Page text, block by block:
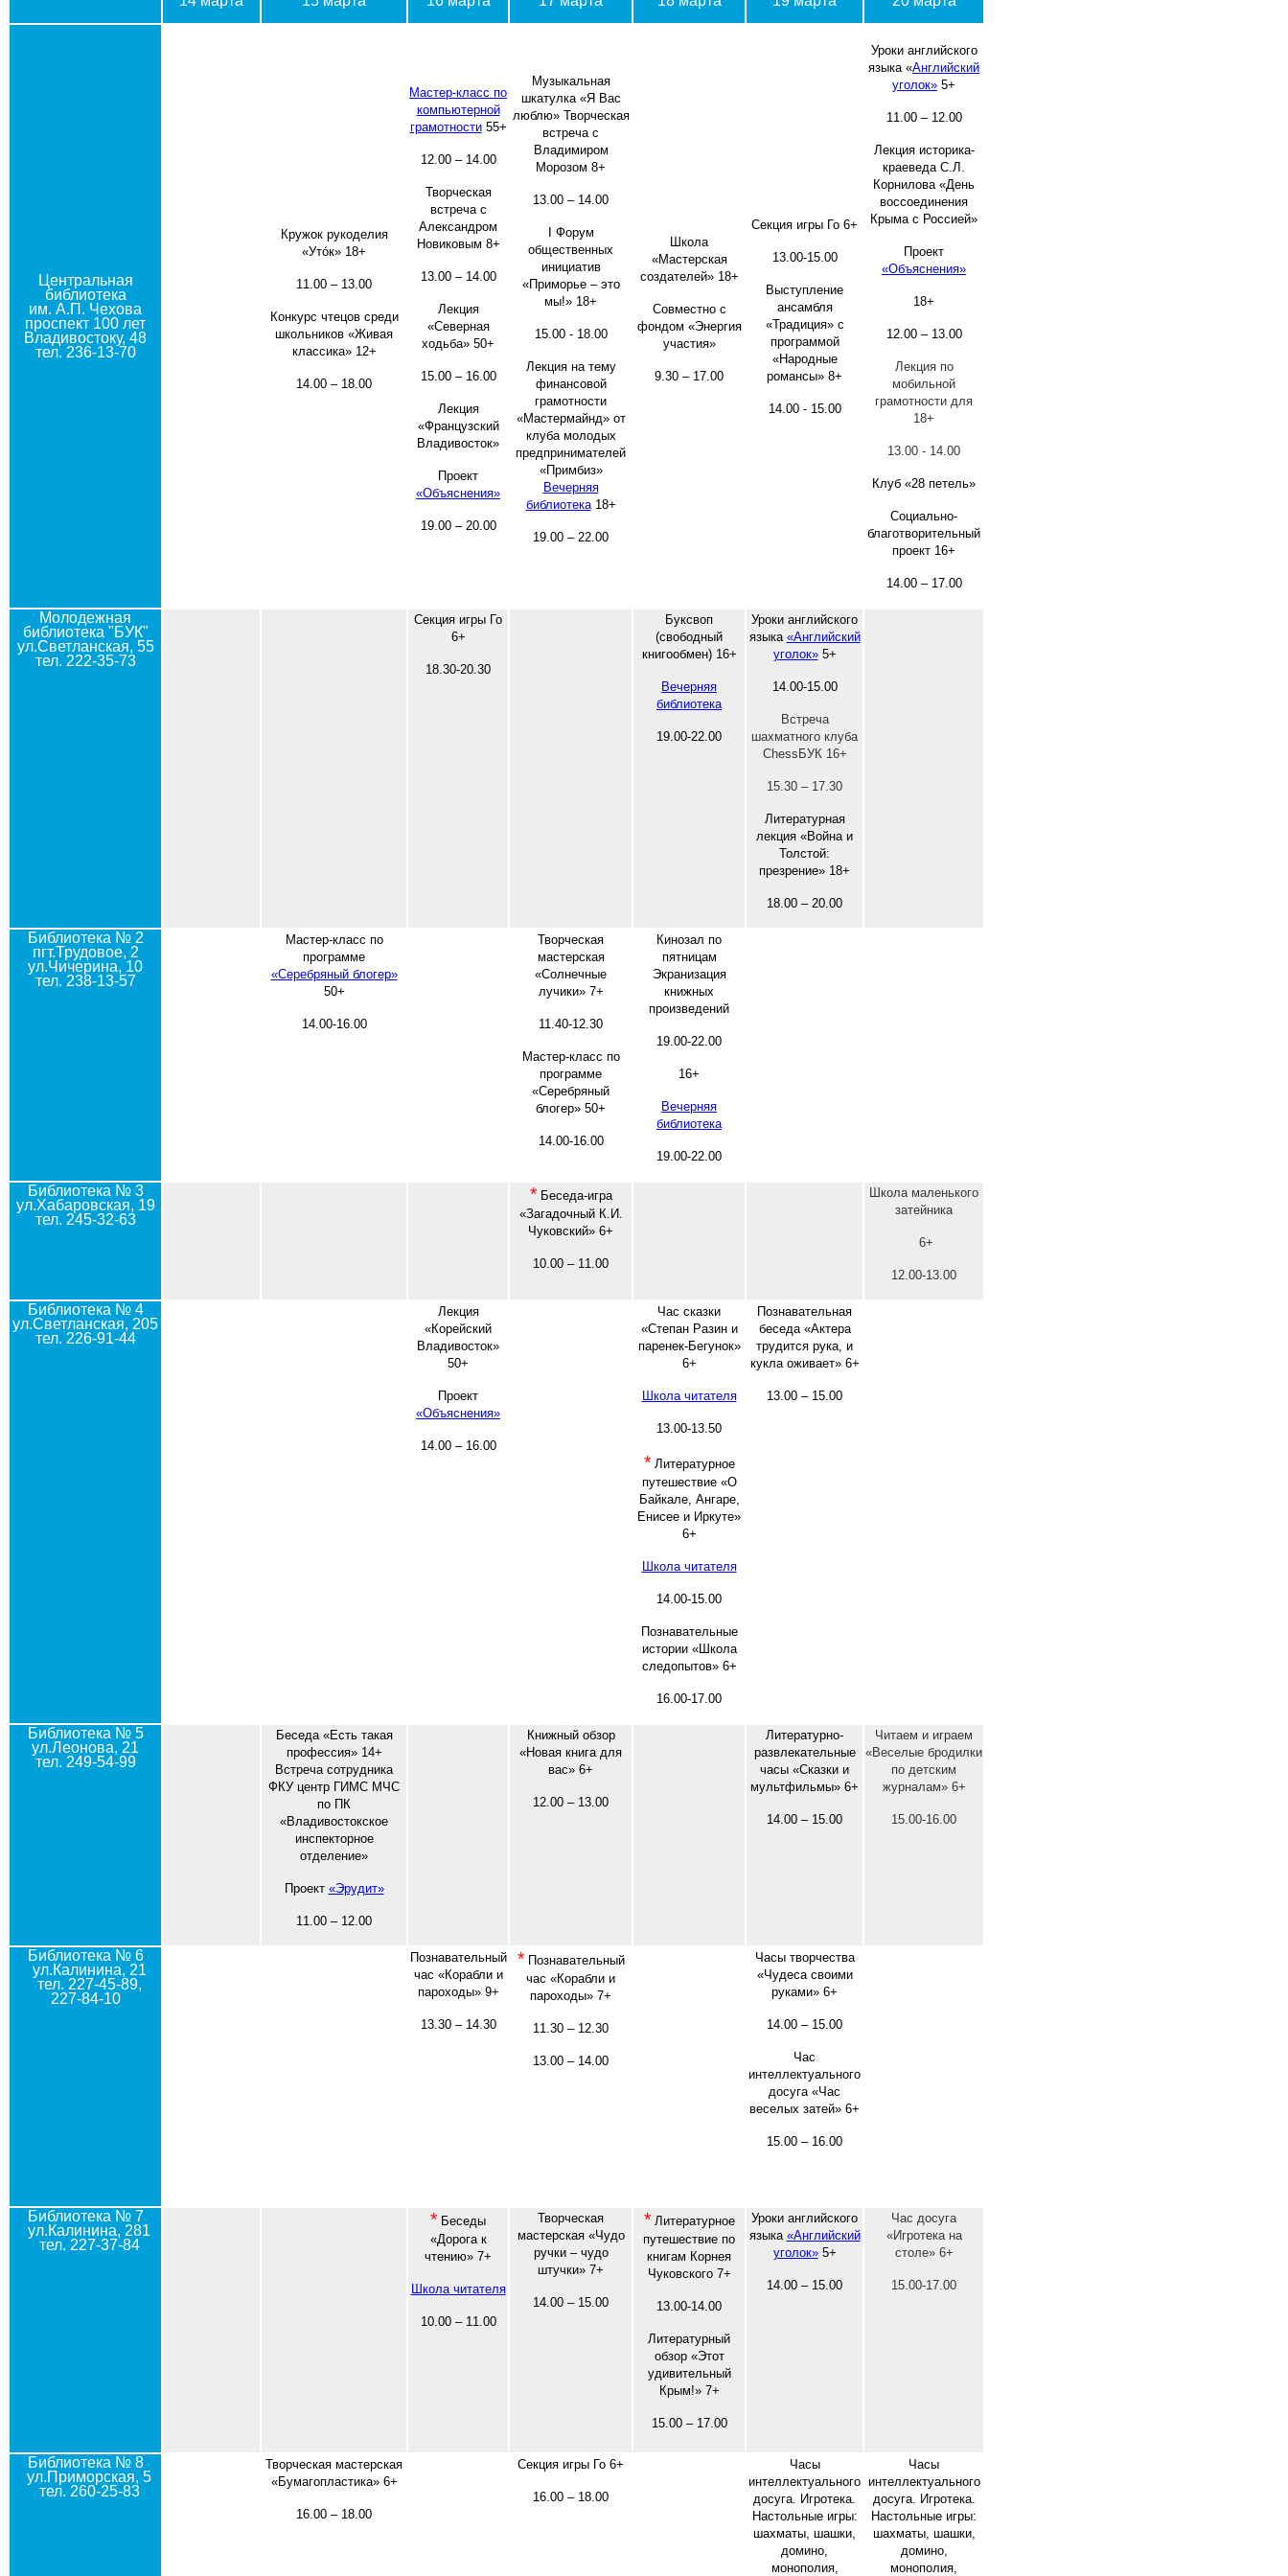
Центральная
библиотека
им. А.П. Чехова
проспект 100 лет
Владивостоку, 48
тел. 236-13-70
Кружок рукоделия
«Утóк» 18+
11.00 – 13.00
Конкурс чтецов среди
школьников «Живая
классика» 12+
14.00 – 18.00
Мастер-класс по
компьютерной
грамотности55+
12.00 – 14.00
Творческая
встреча с
Александром
Новиковым 8+
13.00 – 14.00
Лекция
«Северная
ходьба» 50+
15.00 – 16.00
Лекция
«Французский
Владивосток»
Проект
«Объяснения»
19.00 – 20.00
Музыкальная
шкатулка «Я Вас
люблю» Творческая
встреча с
Владимиром
Морозом 8+
13.00 – 14.00
I Форум
общественных
инициатив
«Приморье – это
мы!» 18+
15.00 - 18.00
Лекция на тему
финансовой
грамотности
«Мастермайнд» от
клуба молодых
предпринимателей
«Примбиз»
Вечерняя
библиотека18+
19.00 – 22.00
Школа
«Мастерская
создателей» 18+
Совместно с
фондом «Энергия
участия»
9.30 – 17.00
Секция игры Го 6+
13.00-15.00
Выступление
ансамбля
«Традиция» с
программой
«Народные
романсы» 8+
14.00 - 15.00
Уроки английского
языка «Английский
уголок» 5+
11.00 – 12.00
Лекция историка-
краеведа С.Л.
Корнилова «День
воссоединения
Крыма с Россией»
Проект
«Объяснения»
18+
12.00 – 13.00
Лекция по
мобильной
грамотности для
18+
13.00 - 14.00
Клуб «28 петель»
Социально-
благотворительный
проект 16+
14.00 – 17.00
Молодежная
библиотека "БУК"
ул.Светланская, 55
тел. 222-35-73
Секция игры Го
6+
18.30-20.30
Буксвоп
(свободный
книгообмен) 16+
Вечерняя
библиотека
19.00-22.00
Уроки английского
языка «Английский
уголок»5+
14.00-15.00
Встреча
шахматного клуба
ChessБУК 16+
15.30 – 17.30
Литературная
лекция «Война и
Толстой:
презрение» 18+
18.00 – 20.00
Библиотека № 2
пгт.Трудовое, 2
ул.Чичерина, 10
тел. 238-13-57
Мастер-класс по
программе
«Серебряный блогер»
50+
14.00-16.00
Творческая
мастерская
«Солнечные
лучики» 7+
11.40-12.30
Мастер-класс по
программе
«Серебряный
блогер» 50+
14.00-16.00
Кинозал по
пятницам
Экранизация
книжных
произведений
19.00-22.00
16+
Вечерняя
библиотека
19.00-22.00
Библиотека № 3
ул.Хабаровская, 19
тел. 245-32-63
*Беседа-игра
«Загадочный К.И.
Чуковский» 6+
10.00 – 11.00
Школа маленького
затейника
6+
12.00-13.00
Библиотека № 4
ул.Светланская, 205
тел. 226-91-44
Лекция
«Корейский
Владивосток»
50+
Проект
«Объяснения»
14.00 – 16.00
Час сказки
«Степан Разин и
паренек-Бегунок»
6+
Школа читателя
13.00-13.50
*Литературное
путешествие «О
Байкале, Ангаре,
Енисее и Иркуте»
6+
Школа читателя
14.00-15.00
Познавательные
истории «Школа
следопытов» 6+
16.00-17.00
Познавательная
беседа «Актера
трудится рука, и
кукла оживает» 6+
13.00 – 15.00
Библиотека № 5
ул.Леонова, 21
тел. 249-54-99
Беседа «Есть такая
профессия» 14+
Встреча сотрудника
ФКУ центр ГИМС МЧС
по ПК
«Владивостокское
инспекторное
отделение»
Проект «Эрудит»
11.00 – 12.00
Книжный обзор
«Новая книга для
вас» 6+
12.00 – 13.00
Литературно-
развлекательные
часы «Сказки и
мультфильмы» 6+
14.00 – 15.00
Читаем и играем
«Веселые бродилки
по детским
журналам» 6+
15.00-16.00
Библиотека № 6
ул.Калинина, 21
тел. 227-45-89,
227-84-10
Познавательный
час «Корабли и
пароходы» 9+
13.30 – 14.30
*Познавательный
час «Корабли и
пароходы» 7+
11.30 – 12.30
13.00 – 14.00
Часы творчества
«Чудеса своими
руками» 6+
14.00 – 15.00
Час
интеллектуального
досуга «Час
веселых затей» 6+
15.00 – 16.00
Библиотека № 7
ул.Калинина, 281
тел. 227-37-84
* Беседы
«Дорога к
чтению» 7+
Школа читателя
10.00 – 11.00
Творческая
мастерская «Чудо
ручки – чудо
штучки» 7+
14.00 – 15.00
*Литературное
путешествие по
книгам Корнея
Чуковского 7+
13.00-14.00
Литературный
обзор «Этот
удивительный
Крым!» 7+
15.00 – 17.00
Уроки английского
языка «Английский
уголок»5+
14.00 – 15.00
Час досуга
«Игротека на
столе» 6+
15.00-17.00
Библиотека № 8
ул.Приморская, 5
тел. 260-25-83
Творческая мастерская
«Бумагопластика» 6+
16.00 – 18.00
Секция игры Го 6+
16.00 – 18.00
Часы
интеллектуального
досуга. Игротека.
Настольные игры:
шахматы, шашки,
домино,
монополия,
Часы
интеллектуального
досуга. Игротека.
Настольные игры:
шахматы, шашки,
домино,
монополия,